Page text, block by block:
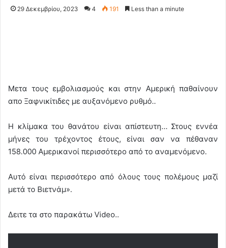
29 Δεκεμβρίου, 2023 4 191 Less than a minute
Mετα τους εμβολιασμούς και στην Αμερική παθαίνουν
απο Ξαφνικίτιδες με αυξανόμενο ρυθμό..
Η κλίμακα του θανάτου είναι απίστευτη… Στους εννέα
μήνες του τρέχοντος έτους, είναι σαν να πέθαναν
158.000 Αμερικανοί περισσότερο από το αναμενόμενο.
Αυτό είναι περισσότερο από όλους τους πολέμους μαζί
μετά το Βιετνάμ».
Δειτε τα στο παρακάτω Video..